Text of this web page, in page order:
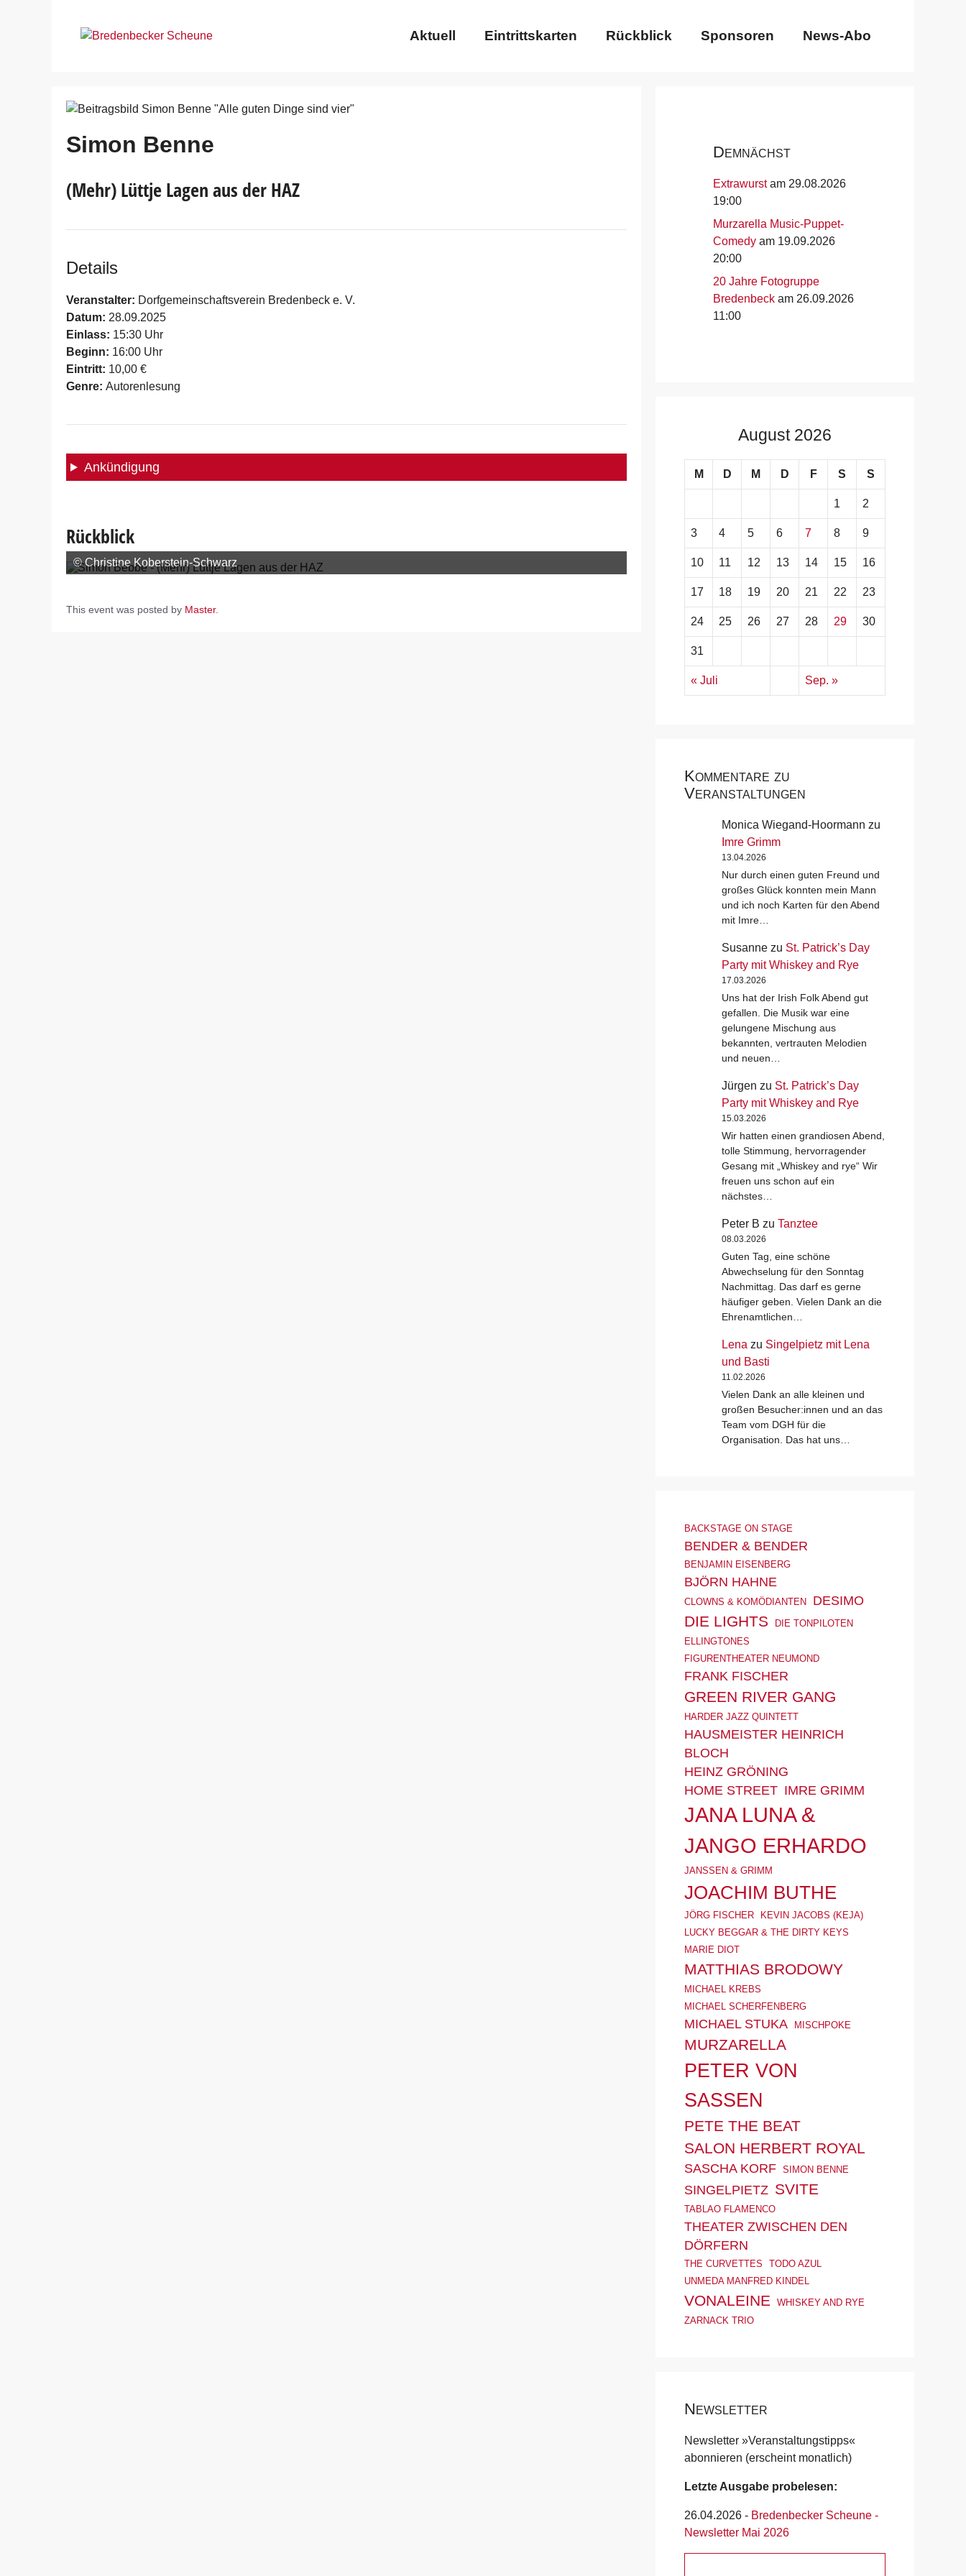
Aktuell Eintrittskarten Rückblick Sponsoren News-Abo
Simon Benne
(Mehr) Lüttje Lagen aus der HAZ
Details
Veranstalter: Dorfgemeinschaftsverein Bredenbeck e. V.
Datum: 28.09.2025
Einlass: 15:30 Uhr
Beginn: 16:00 Uhr
Eintritt: 10,00 €
Genre: Autorenlesung
Ankündigung
Rückblick
© Christine Koberstein-Schwarz
This event was posted by Master.
Demnächst
Extrawurstam 29.08.2026
19:00
Murzarella Music-Puppet-
Comedy am 19.09.2026
20:00
20 Jahre Fotogruppe
Bredenbeck am 26.09.2026
11:00
August 2026
M D M D F S S
1 2
3 4 5 6 7 8 9
10 11 12 13 14 15 16
17 18 19 20 21 22 23
24 25 26 27 28 29 30
31
« Juli Sep. »
Kommentare zu
Veranstaltungen
Monica Wiegand-Hoormann zu
Imre Grimm
13.04.2026
Nur durch einen guten Freund und
großes Glück konnten mein Mann
und ich noch Karten für den Abend
mit Imre…
Susanne zu St. Patrick’s Day
Party mit Whiskey and Rye
17.03.2026
Uns hat der Irish Folk Abend gut
gefallen. Die Musik war eine
gelungene Mischung aus
bekannten, vertrauten Melodien
und neuen…
Jürgen zu St. Patrick’s Day
Party mit Whiskey and Rye
15.03.2026
Wir hatten einen grandiosen Abend,
tolle Stimmung, hervorragender
Gesang mit „Whiskey and rye“ Wir
freuen uns schon auf ein
nächstes…
Peter B zu Tanztee
08.03.2026
Guten Tag, eine schöne
Abwechselung für den Sonntag
Nachmittag. Das darf es gerne
häufiger geben. Vielen Dank an die
Ehrenamtlichen…
Lena zu Singelpietz mit Lena
und Basti
11.02.2026
Vielen Dank an alle kleinen und
großen Besucher:innen und an das
Team vom DGH für die
Organisation. Das hat uns…
BACKSTAGE ON STAGE
BENDER & BENDER
BENJAMIN EISENBERG
BJÖRN HAHNE
CLOWNS & KOMÖDIANTEN DESIMO
DIE LIGHTS
DIE TONPILOTEN
ELLINGTONES
FIGURENTHEATER NEUMOND
FRANK FISCHER
GREEN RIVER GANG
HARDER JAZZ QUINTETT
HAUSMEISTER HEINRICH
BLOCH
HEINZ GRÖNING
HOME STREET IMRE GRIMM
JANA LUNA &
JANGO ERHARDO
JANSSEN & GRIMM
JOACHIM BUTHE
JÖRG FISCHER
KEVIN JACOBS (KEJA)
LUCKY BEGGAR & THE DIRTY KEYS
MARIE DIOT
MATTHIAS BRODOWY
MICHAEL KREBS
MICHAEL SCHERFENBERG
MICHAEL STUKA MISCHPOKE
MURZARELLA
PETER VON
SASSEN
PETE THE BEAT
SALON HERBERT ROYAL
SASCHA KORF SIMON BENNE
SINGELPIETZ SVITE
TABLAO FLAMENCO
THEATER ZWISCHEN DEN
DÖRFERN
THE CURVETTES
TODO AZUL
UNMEDA MANFRED KINDEL
VONALEINE
WHISKEY AND RYE
ZARNACK TRIO
Newsletter
Newsletter »Veranstaltungstipps«
abonnieren (erscheint monatlich)
Letzte Ausgabe probelesen:
26.04.2026 - Bredenbecker Scheune -
Newsletter Mai 2026